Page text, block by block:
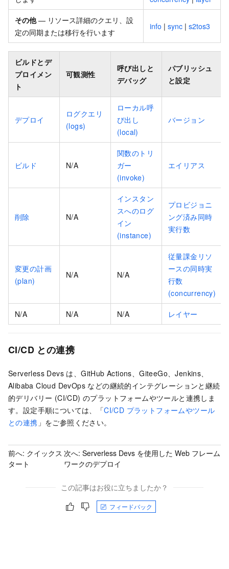
その他— リソース詳細のクエリ、設
定の同期または移行を行います
info | sync | s2tos3
ビルドとデ
プロイメン
ト
可観測性
呼び出しと
デバッグ
パブリッシュ
と設定
デプロイ
ログクエリ
(logs)
ローカル呼
び出し
(local)
バージョン
ビルド N/A
関数のトリ
ガー
(invoke)
エイリアス
削除 N/A
インスタン
スへのログ
イン
(instance)
プロビジョニ
ング済み同時
実行数
変更の計画
(plan)
N/A N/A
従量課金リソ
ースの同時実
行数
(concurrency)
N/A N/A N/A レイヤー
CI/CD との連携
Serverless Devs は、GitHub Actions、GiteeGo、Jenkins、
Alibaba Cloud DevOps などの継続的インテグレーションと継続
的デリバリー (CI/CD) のプラットフォームやツールと連携しま
す。設定手順については、「CI/CD プラットフォームやツール
との連携 」をご参照ください。
前へ: クイックス
タート
次へ: Serverless Devs を使用した Web フレーム
ワークのデプロイ
この記事はお役に立ちましたか？
フィードバック